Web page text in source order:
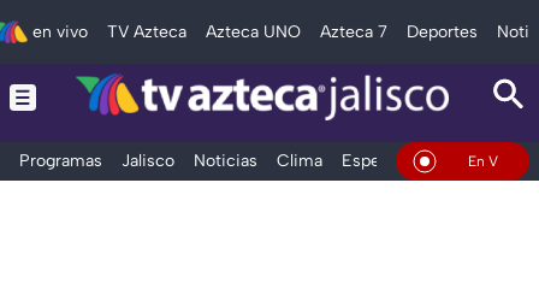
en vivo TV Azteca Azteca UNO Azteca 7 Deportes
Programas Jalisco Noticias Clima Espectáculos Deportes
En Vivo